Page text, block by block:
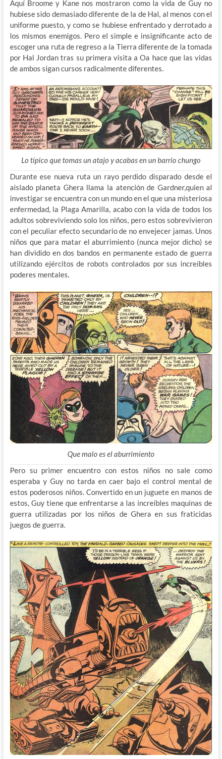
Aquí Broome y Kane nos mostraron como la vida de Guy no
hubiese sido demasiado diferente de la de Hal, al menos con el
uniforme puesto, y como se hubiese enfrentado y derrotado a
los mismos enemigos. Pero el simple e insignificante acto de
escoger una ruta de regreso a la Tierra diferente de la tomada
por Hal Jordan tras su primera visita a Oa hace que las vidas
de ambos sigan cursos radicalmente diferentes.
Lo típico que tomas un atajo y acabas en un barrio chungo
Durante ese nueva ruta un rayo perdido disparado desde el
aislado planeta Ghera llama la atención de Gardner,quien al
investigar se encuentra con un mundo en el que una misteriosa
enfermedad, la Plaga Amarilla, acabo con la vida de todos los
adultos sobreviviendo solo los niños, pero estos sobrevivieron
con el peculiar efecto secundario de no envejecer jamas. Unos
niños que para matar el aburrimiento (nunca mejor dicho) se
han dividido en dos bandos en permanente estado de guerra
utilizando ejércitos de robots controlados por sus increíbles
poderes mentales.
Que malo es el aburrimiento
Pero su primer encuentro con estos niños no sale como
esperaba y Guy no tarda en caer bajo el control mental de
estos poderosos niños. Convertido en un juguete en manos de
estos, Guy tiene que enfrentarse a las increíbles maquinas de
guerra utilizadas por los niños de Ghera en sus fraticidas
juegos de guerra.